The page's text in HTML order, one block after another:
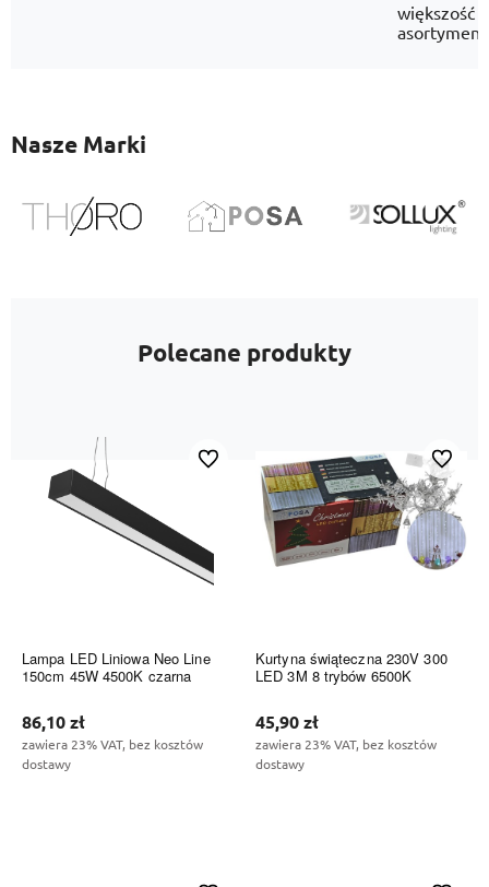
większość
Nasze Marki
Polecane produkty
Lampa LED Liniowa Neo Line
150cm 45W 4500K czarna
86,10 zł
zawiera 23% VAT, bez kosztów
dostawy
Do ulubionych
Kurtyna świąteczna 230V 300
LED 3M 8 trybów 6500K
45,90 zł
zawiera 23% VAT, bez kosztów
dostawy
Do